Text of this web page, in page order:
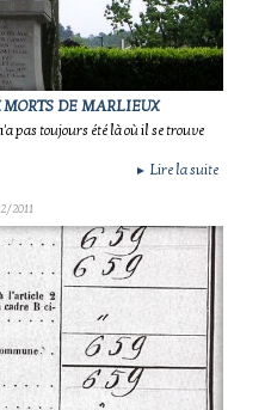
DE MARLIEUX
pas toujours été là où il se trouve
► Lire la suite
2011